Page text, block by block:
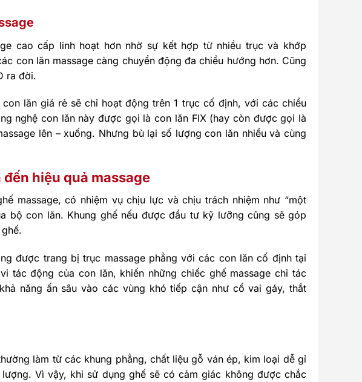
cao cấp linh hoạt hơn nhờ sự kết hợp từ nhiều trục và khớp
con lăn massage càng chuyển động đa chiều hướng hơn. Cũng
ra đời.
lăn giá rẻ sẽ chỉ hoạt động trên 1 trục cố định, với các chiều
nghệ con lăn này được gọi là con lăn FIX (hay còn được gọi là
lên – xuống. Nhưng bù lại số lượng con lăn nhiều và cùng
hiệu quả massage
massage, có nhiệm vụ chịu lực và chịu trách nhiệm như “một
bộ con lăn. Khung ghế nếu được đầu tư kỹ lưỡng cũng sẽ góp
được trang bị trục massage phẳng với các con lăn cố định tại
tác động của con lăn, khiến những chiếc ghế massage chỉ tác
năng ấn sâu vào các vùng khó tiếp cận như cổ vai gáy, thắt
làm từ các khung phẳng, chất liệu gỗ ván ép, kim loại dễ gỉ
Vì vậy, khi sử dụng ghế sẽ có cảm giác không được chắc